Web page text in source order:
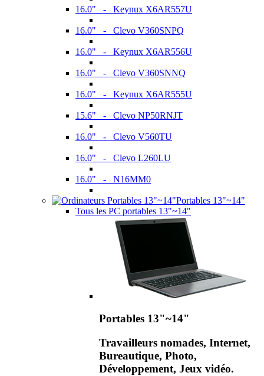
16.0" - Keynux X6AR557U
16.0" - Clevo V360SNPQ
16.0" - Keynux X6AR556U
16.0" - Clevo V360SNNQ
16.0" - Keynux X6AR555U
15.6" - Clevo NP50RNJT
16.0" - Clevo V560TU
16.0" - Clevo L260LU
16.0" - N16MM0
Portables 13"~14"
Tous les PC portables 13"~14"
Portables 13"~14"
Travailleurs nomades, Internet,
Bureautique, Photo,
Développement, Jeux vidéo.